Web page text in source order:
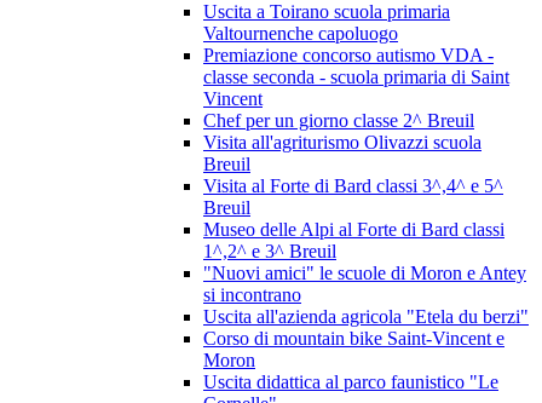
Uscita a Toirano scuola primaria
Valtournenche capoluogo
Premiazione concorso autismo VDA -
classe seconda - scuola primaria di Saint
Vincent
Chef per un giorno classe 2^ Breuil
Visita all'agriturismo Olivazzi scuola
Breuil
Visita al Forte di Bard classi 3^,4^ e 5^
Breuil
Museo delle Alpi al Forte di Bard classi
1^,2^ e 3^ Breuil
"Nuovi amici" le scuole di Moron e Antey
si incontrano
Uscita all'azienda agricola "Etela du berzi"
Corso di mountain bike Saint-Vincent e
Moron
Uscita didattica al parco faunistico "Le